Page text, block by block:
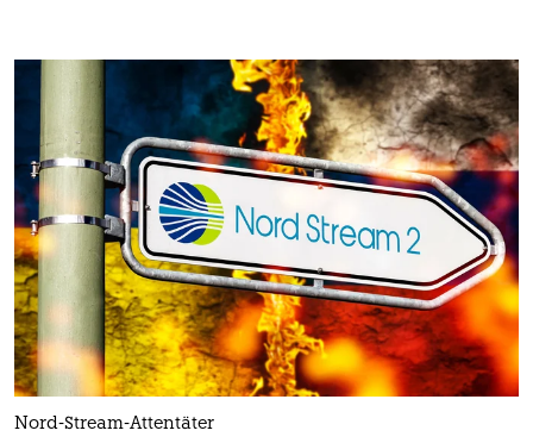
Nord-Stream-Attentäter